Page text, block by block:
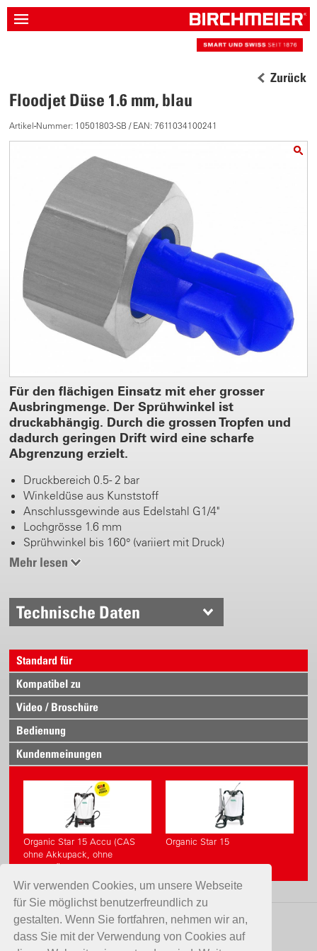
Wir verwenden Cookies, um unsere Webseite
für Sie möglichst benutzerfreundlich zu
gestalten. Wenn Sie fortfahren, nehmen wir an,
dass Sie mit der Verwendung von Cookies auf
Zurück
Floodjet Düse 1.6 mm, blau
Artikel-Nummer: 10501803-SB / EAN: 7611034100241
Für den flächigen Einsatz mit eher grosser
Ausbringmenge. Der Sprühwinkel ist
druckabhängig. Durch die grossen Tropfen und
dadurch geringen Drift wird eine scharfe
Abgrenzung erzielt.
Druckbereich 0.5 - 2 bar
Winkeldüse aus Kunststoff
Anschlussgewinde aus Edelstahl G1/4"
Lochgrösse 1.6 mm
Sprühwinkel bis 160° (variiert mit Druck)
Mehr lesen
Technische Daten
Standard für
Kompatibel zu
Video / Broschüre
Bedienung
Kundenmeinungen
Organic Star 15 Accu (CAS
ohne Akkupack, ohne
Ladegerät)
Organic Star 15
KONTAKT